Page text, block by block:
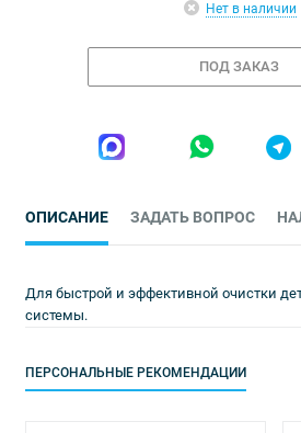
Нет в наличии
ПОД ЗАКАЗ
ОПИСАНИЕ ЗАДАТЬ ВОПРОС
Для быстрой и эффективной очистки
системы.
ПЕРСОНАЛЬНЫЕ РЕКОМЕНДАЦИИ